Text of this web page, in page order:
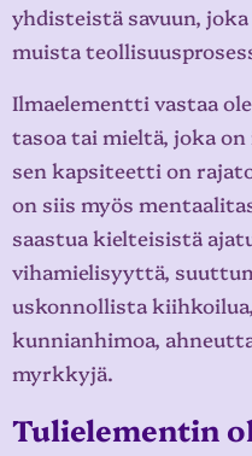
yhdisteistä savuun,
muista
Ilmaelementti vastaa
tasoa tai mieltä, joka
sen kapsiteetti on
on siis myös
saastua kielteisistä
vihamielisyyttä,
uskonnollista
kunnianhimoa,
myrkkyjä.
Tulielementin